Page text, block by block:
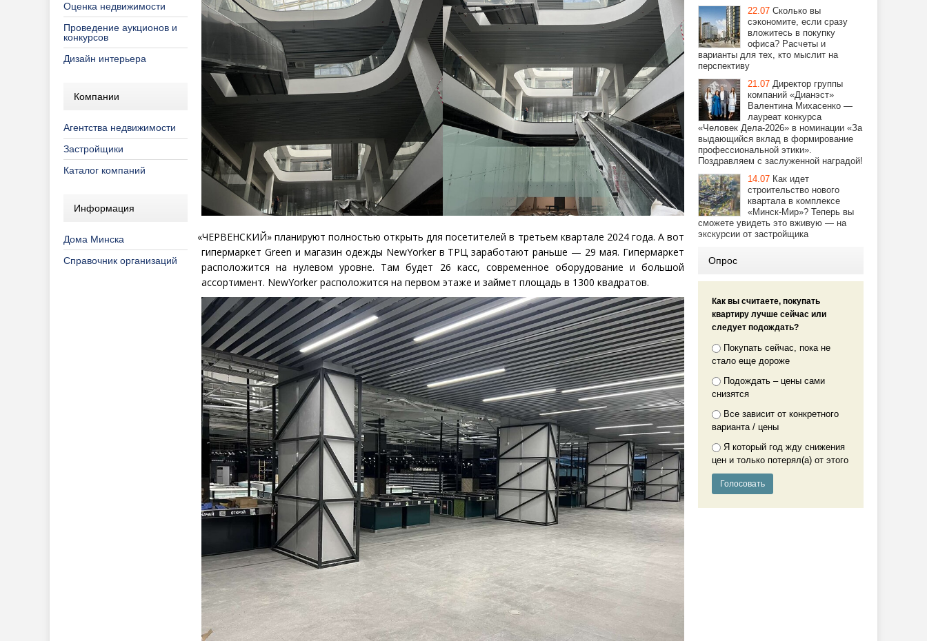
Оценка недвижимости
Проведение аукционов и
конкурсов
Дизайн интерьера
Компании
Агентства недвижимости
Застройщики
Каталог компаний
Информация
Дома Минска
Справочник организаций
«ЧЕРВЕНСКИЙ» планируют полностью открыть для посетителей в третьем квартале 2024 года. А вот
гипермаркет Green и магазин одежды NewYorker в ТРЦ заработают раньше — 29 мая. Гипермаркет
расположится на нулевом уровне. Там будет 26 касс, современное оборудование и большой
ассортимент. NewYorker расположится на первом этаже и займет площадь в 1300 квадратов.
22.07 Сколько вы
сэкономите, если сразу
вложитесь в покупку
офиса? Расчеты и
варианты для тех, кто мыслит на
перспективу
21.07 Директор группы
компаний «Дианэст»
Валентина Михасенко —
лауреат конкурса
«Человек Дела-2026» в номинации «За
выдающийся вклад в формирование
профессиональной этики».
Поздравляем с заслуженной наградой!
14.07 Как идет
строительство нового
квартала в комплексе
«Минск-Мир»? Теперь вы
сможете увидеть это вживую — на
экскурсии от застройщика
Опрос
Как вы считаете, покупать
квартиру лучше сейчас или
следует подождать?
Покупать сейчас, пока не
стало еще дороже
Подождать – цены сами
снизятся
Все зависит от конкретного
варианта / цены
Я который год жду снижения
цен и только потерял(а) от этого